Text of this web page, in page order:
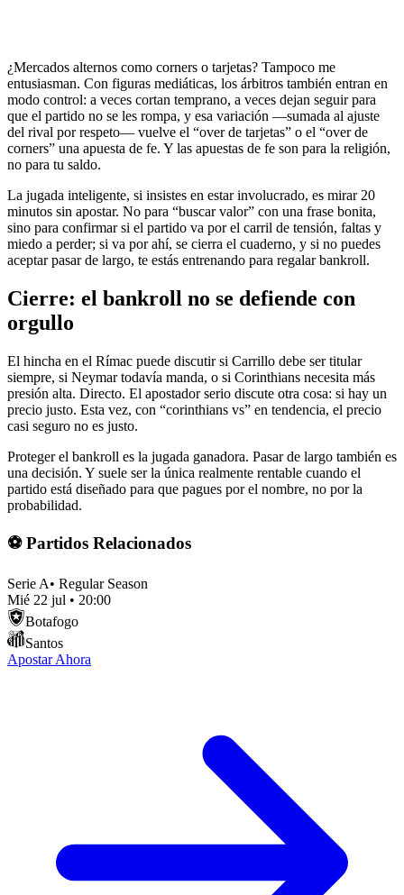
¿Mercados alternos como corners o tarjetas? Tampoco me
entusiasman. Con figuras mediáticas, los árbitros también entran en
modo control: a veces cortan temprano, a veces dejan seguir para
que el partido no se les rompa, y esa variación —sumada al ajuste
del rival por respeto— vuelve el “over de tarjetas” o el “over de
corners” una apuesta de fe. Y las apuestas de fe son para la religión,
no para tu saldo.
La jugada inteligente, si insistes en estar involucrado, es mirar 20
minutos sin apostar. No para “buscar valor” con una frase bonita,
sino para confirmar si el partido va por el carril de tensión, faltas y
miedo a perder; si va por ahí, se cierra el cuaderno, y si no puedes
aceptar pasar de largo, te estás entrenando para regalar bankroll.
Cierre: el bankroll no se defiende con
orgullo
El hincha en el Rímac puede discutir si Carrillo debe ser titular
siempre, si Neymar todavía manda, o si Corinthians necesita más
presión alta. Directo. El apostador serio discute otra cosa: si hay un
precio justo. Esta vez, con “corinthians vs” en tendencia, el precio
casi seguro no es justo.
Proteger el bankroll es la jugada ganadora. Pasar de largo también es
una decisión. Y suele ser la única realmente rentable cuando el
partido está diseñado para que pagues por el nombre, no por la
probabilidad.
⚽ Partidos Relacionados
Serie A• Regular Season
Mié 22 jul • 20:00
Botafogo
Santos
Apostar Ahora